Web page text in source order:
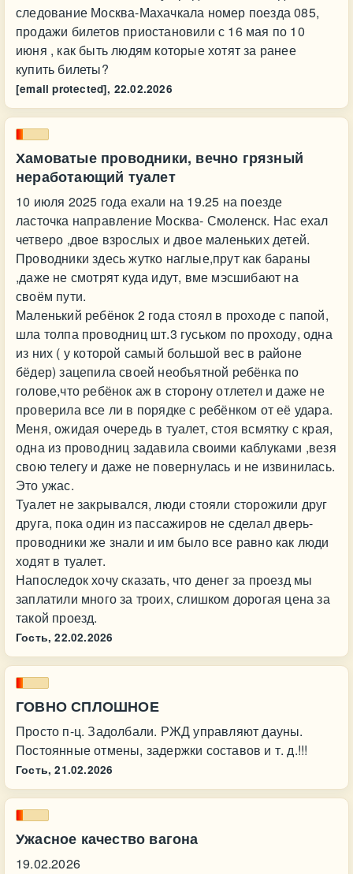
следование Москва-Махачкала номер поезда 085,
продажи билетов приостановили с 16 мая по 10
июня , как быть людям которые хотят за ранее
купить билеты?
[email protected], 22.02.2026
Хамоватые проводники, вечно грязный
неработающий туалет
10 июля 2025 года ехали на 19.25 на поезде
ласточка направление Москва- Смоленск. Нас ехал
четверо ,двое взрослых и двое маленьких детей.
Проводники здесь жутко наглые,прут как бараны
,даже не смотрят куда идут, вме мэсшибают на
своём пути.
Маленький ребёнок 2 года стоял в проходе с папой,
шла толпа проводниц шт.3 гуськом по проходу, одна
из них ( у которой самый большой вес в районе
бёдер) зацепила своей необъятной ребёнка по
голове,что ребёнок аж в сторону отлетел и даже не
проверила все ли в порядке с ребёнком от её удара.
Меня, ожидая очередь в туалет, стоя всмятку с края,
одна из проводниц задавила своими каблуками ,везя
свою телегу и даже не повернулась и не извинилась.
Это ужас.
Туалет не закрывался, люди стояли сторожили друг
друга, пока один из пассажиров не сделал дверь-
проводники же знали и им было все равно как люди
ходят в туалет.
Напоследок хочу сказать, что денег за проезд мы
заплатили много за троих, слишком дорогая цена за
такой проезд.
Гость, 22.02.2026
ГОВНО СПЛОШНОЕ
Просто п-ц. Задолбали. РЖД управляют дауны.
Постоянные отмены, задержки составов и т. д.!!!
Гость, 21.02.2026
Ужасное качество вагона
19.02.2026